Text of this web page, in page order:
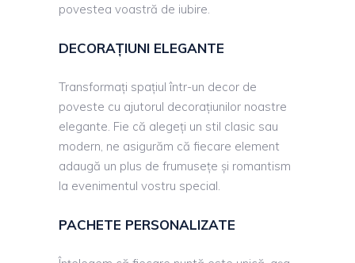
povestea voastră de iubire.
DECORAȚIUNI ELEGANTE
Transformați spațiul într-un decor de
poveste cu ajutorul decorațiunilor noastre
elegante. Fie că alegeți un stil clasic sau
modern, ne asigurăm că fiecare element
adaugă un plus de frumusețe și romantism
la evenimentul vostru special.
PACHETE PERSONALIZATE